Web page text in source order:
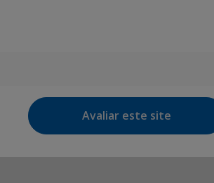
Avaliar este site